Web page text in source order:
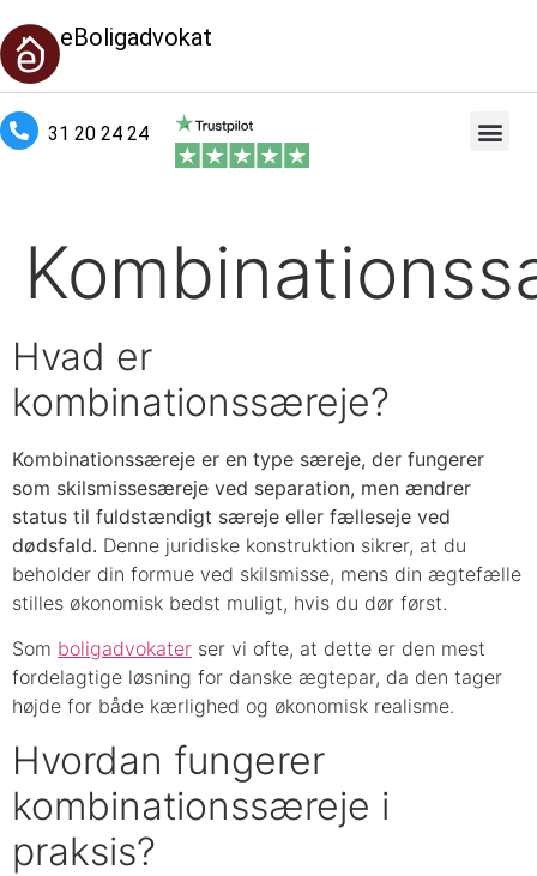
eBoligadvokat
31 20 24 24
Hvad er
kombinationssæreje?
Kombinationssæreje er en type særeje, der fungerer
som skilsmissesæreje ved separation, men ændrer
status til fuldstændigt særeje eller fælleseje ved
dødsfald. Denne juridiske konstruktion sikrer, at du
beholder din formue ved skilsmisse, mens din ægtefælle
stilles økonomisk bedst muligt, hvis du dør først.
Som boligadvokater ser vi ofte, at dette er den mest
fordelagtige løsning for danske ægtepar, da den tager
højde for både kærlighed og økonomisk realisme.
Hvordan fungerer
kombinationssæreje i
praksis?